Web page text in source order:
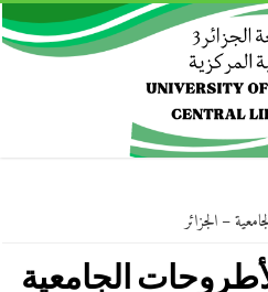
– الجزائر
الجامعية